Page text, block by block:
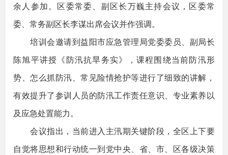
余人参加。区委常委、副区长万巍主持会议，区委常
委、常务副区长李谋出席会议并作强调。
培训会邀请到益阳市应急管理局党委委员、副局长
陈旭平讲授《防汛抗旱务实》，课程围绕当前防汛形
势、怎么抓防汛、常见险情抢护等进行了细致的讲解，
有效提升了参训人员的防汛工作责任意识、专业素养以
及应急处置能力。
会议指出，当前进入主汛期关键阶段，全区上下要
自觉将思想和行动统一到党中央、省、市、区各级决策